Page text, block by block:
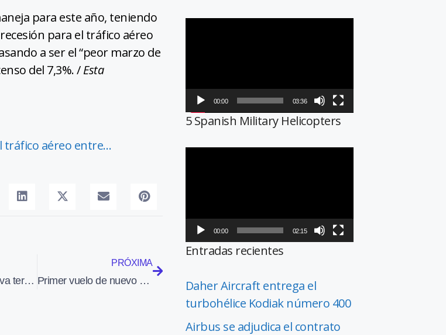
para este año, teniendo
para el tráfico aéreo
a ser el “peor marzo de
del 7,3%. /Esta
tráfico aéreo entre…
Delta estrena nueva terminal en el aeropuerto de Atlanta
PRÓXIMA
Primer vuelo de nuevo helicóptero AgustaWestland AW169
00:00 03:36
5 Spanish Military Helicopters
00:00 02:15
Entradas recientes
Daher Aircraft entrega el
turbohélice Kodiak número 400
Airbus se adjudica el contrato